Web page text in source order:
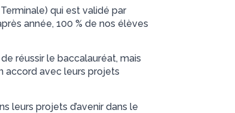
qui est validé par
année, 100 % de nos élèves
réussir le baccalauréat, mais
accord avec leurs projets
leurs projets d’avenir dans le